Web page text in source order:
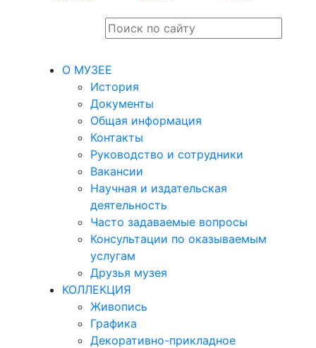
О МУЗЕЕ
История
Документы
Общая информация
Контакты
Руководство и сотрудники
Вакансии
Научная и издательская
деятельность
Часто задаваемые вопросы
Консультации по оказываемым
услугам
Друзья музея
КОЛЛЕКЦИЯ
Живопись
Графика
Декоративно-прикладное